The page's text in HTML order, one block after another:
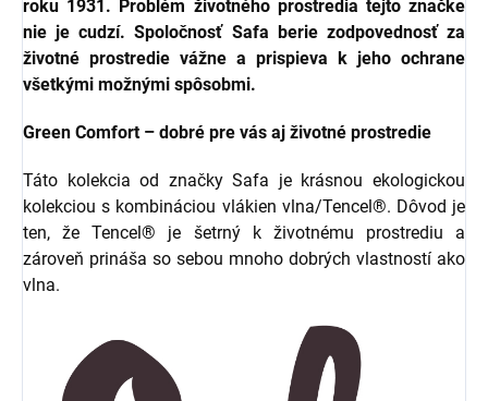
roku 1931. Problém životného prostredia tejto značke
nie je cudzí. Spoločnosť Safa berie zodpovednosť za
životné prostredie vážne a prispieva k jeho ochrane
všetkými možnými spôsobmi.
Green Comfort – dobré pre vás aj životné prostredie
Táto kolekcia od značky Safa je krásnou ekologickou
kolekciou s kombináciou vlákien vlna/Tencel®. Dôvod je
ten, že Tencel® je šetrný k životnému prostrediu a
zároveň prináša so sebou mnoho dobrých vlastností ako
vlna.